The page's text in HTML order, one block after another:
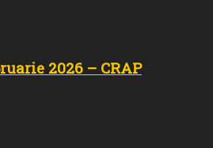
2026 – CRAP